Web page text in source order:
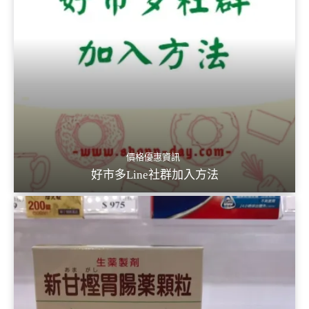
價格優惠資訊
好市多Line社群加入方法